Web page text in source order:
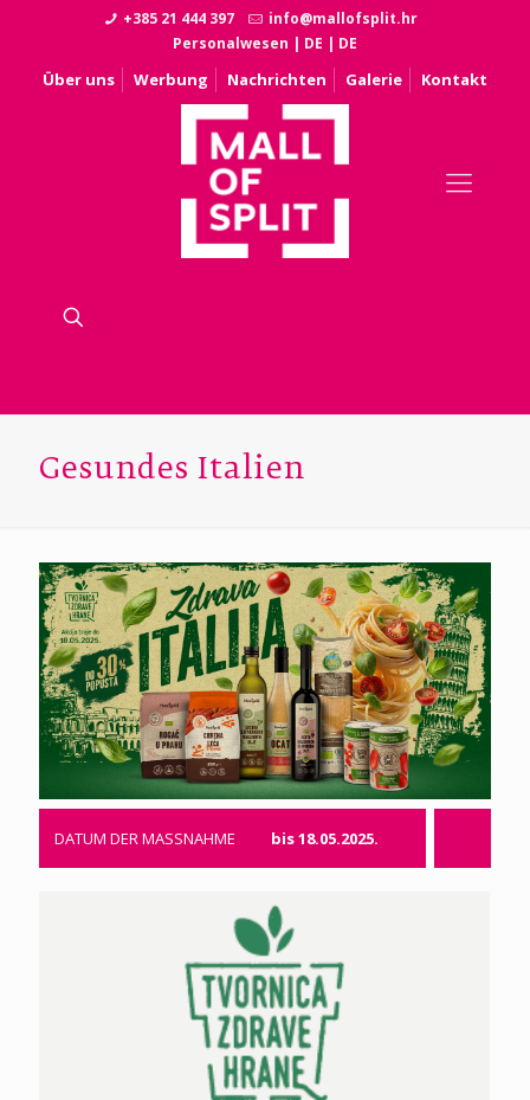
+385 21 444 397
info@mallofsplit.hr
Personalwesen | DE | DE
Über uns Werbung Nachrichten Galerie Kontakt
Gesundes Italien
DATUM DER MASSNAHME bis 18.05.2025.